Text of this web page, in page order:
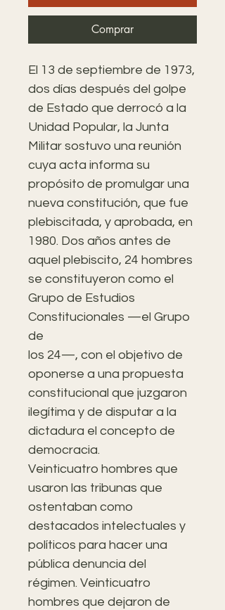
Comprar
El 13 de septiembre de 1973,
dos días después del golpe
de Estado que derrocó a la
Unidad Popular, la Junta
Militar sostuvo una reunión
cuya acta informa su
propósito de promulgar una
nueva constitución, que fue
plebiscitada, y aprobada, en
1980. Dos años antes de
aquel plebiscito, 24 hombres
se constituyeron como el
Grupo de Estudios
Constitucionales —el Grupo
de
los 24—, con el objetivo de
oponerse a una propuesta
constitucional que juzgaron
ilegítima y de disputar a la
dictadura el concepto de
democracia.
Veinticuatro hombres que
usaron las tribunas que
ostentaban como
destacados intelectuales y
políticos para hacer una
pública denuncia del
régimen. Veinticuatro
hombres que dejaron de